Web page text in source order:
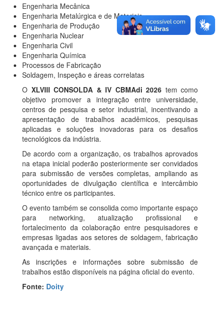
Engenharia Mecânica
Engenharia Metalúrgica e de Materiais
Engenharia de Produção
Engenharia Nuclear
Engenharia Civil
Engenharia Química
Processos de Fabricação
Soldagem, Inspeção e áreas correlatas
O XLVIII CONSOLDA & IV CBMAdi 2026 tem como
objetivo promover a integração entre universidade,
centros de pesquisa e setor industrial, incentivando a
apresentação de trabalhos acadêmicos, pesquisas
aplicadas e soluções inovadoras para os desafios
tecnológicos da indústria.
De acordo com a organização, os trabalhos aprovados
na etapa inicial poderão posteriormente ser convidados
para submissão de versões completas, ampliando as
oportunidades de divulgação científica e intercâmbio
técnico entre os participantes.
O evento também se consolida como importante espaço
para networking, atualização profissional e
fortalecimento da colaboração entre pesquisadores e
empresas ligadas aos setores de soldagem, fabricação
avançada e materiais.
As inscrições e informações sobre submissão de
trabalhos estão disponíveis na página oficial do evento.
Fonte: Doity